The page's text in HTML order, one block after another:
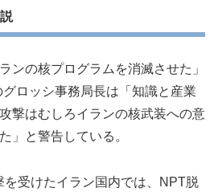
ンの核プログラムを消滅させた」
ロッシ事務局長は「知識と産業
撃はむしろイランの核武装への意
」と警告している。
を受けたイラン国内では、NPT脱